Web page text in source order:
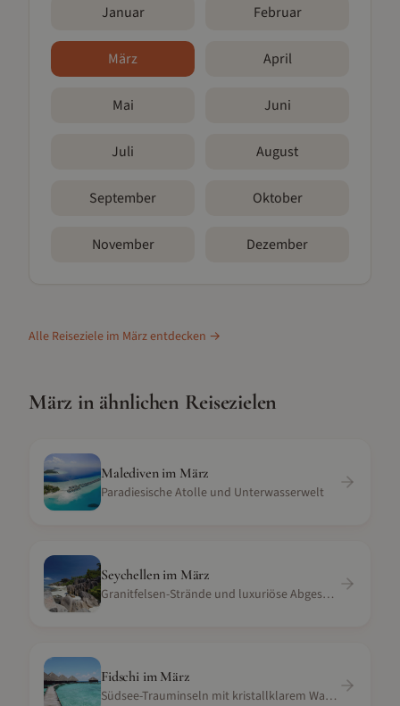
Januar Februar
März April
Mai Juni
Juli August
September Oktober
November Dezember
Alle Reiseziele im Märzentdecken →
März in ähnlichen Reisezielen
Maledivenim März
Paradiesische Atolle und Unterwasserwelt
Seychellenim März
Granitfelsen-Strände und luxuriöse Abgeschiedenheit
Fidschiim März
Südsee-Trauminseln mit kristallklarem Wasser und Korallenriffen